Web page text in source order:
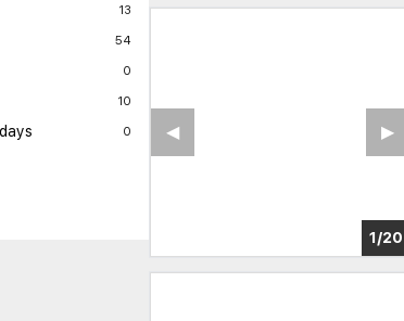
13
54
0
10
0
1/14
▶︎
◀︎